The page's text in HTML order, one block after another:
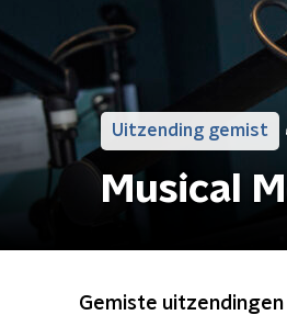
Uitzending gemist
Musical
Gemiste uitzendingen